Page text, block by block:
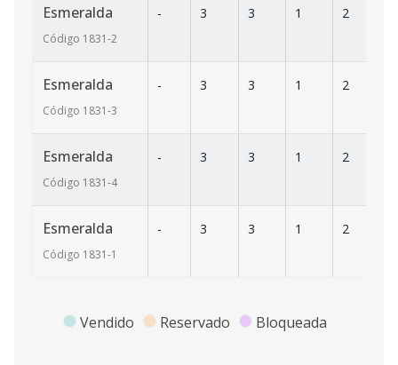
Esmeralda
Código 1831-2
- 3 3 1 2
Esmeralda
Código 1831-3
- 3 3 1 2
Esmeralda
Código 1831-4
- 3 3 1 2
Esmeralda
Código 1831-1
- 3 3 1 2
Vendido Reservado Bloqueada